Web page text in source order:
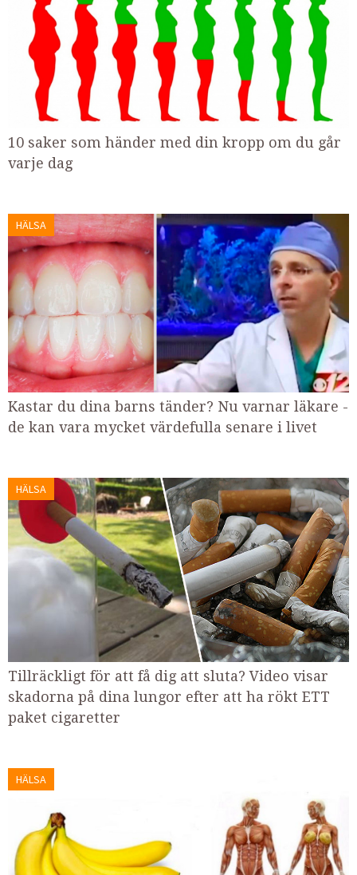
10 saker som händer med din kropp om du går
varje dag
HÄLSA
Kastar du dina barns tänder? Nu varnar läkare -
de kan vara mycket värdefulla senare i livet
HÄLSA
Tillräckligt för att få dig att sluta? Video visar
skadorna på dina lungor efter att ha rökt ETT
paket cigaretter
HÄLSA